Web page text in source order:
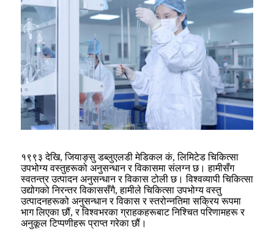
१९९३ देखि, जियाङ्सु डब्लुएलडी मेडिकल कं, लिमिटेड चिकित्सा
उपभोग्य वस्तुहरूको अनुसन्धान र विकासमा संलग्न छ। हामीसँग
स्वतन्त्र उत्पादन अनुसन्धान र विकास टोली छ। विश्वव्यापी चिकित्सा
उद्योगको निरन्तर विकाससँगै, हामीले चिकित्सा उपभोग्य वस्तु
उत्पादनहरूको अनुसन्धान र विकास र स्तरोन्नतिमा सक्रिय रूपमा
भाग लिएका छौं, र विश्वभरका ग्राहकहरूबाट निश्चित परिणामहरू र
अनुकूल टिप्पणीहरू प्राप्त गरेका छौं।